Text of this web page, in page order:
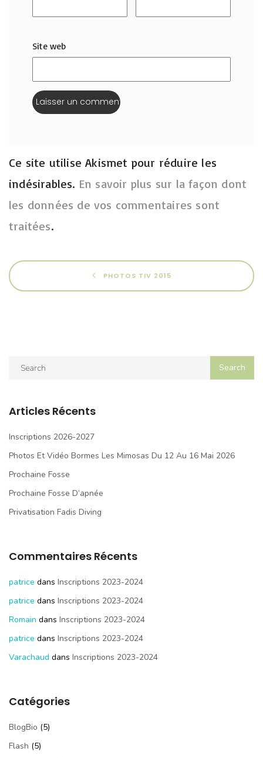
Site web
Ce site utilise Akismet pour réduire les
indésirables. En savoir plus sur la façon dont
les données de vos commentaires sont
traitées.
PHOTOS TIV 2015
Articles Récents
Inscriptions 2026-2027
Photos Et Vidéo Bormes Les Mimosas Du 12 Au 16 Mai 2026
Prochaine Fosse
Prochaine Fosse D’apnée
Privatisation Fadis Diving
Commentaires Récents
patrice dans Inscriptions 2023-2024
patrice dans Inscriptions 2023-2024
Romain dans Inscriptions 2023-2024
patrice dans Inscriptions 2023-2024
Varachaud dans Inscriptions 2023-2024
Catégories
BlogBio (5)
Flash (5)